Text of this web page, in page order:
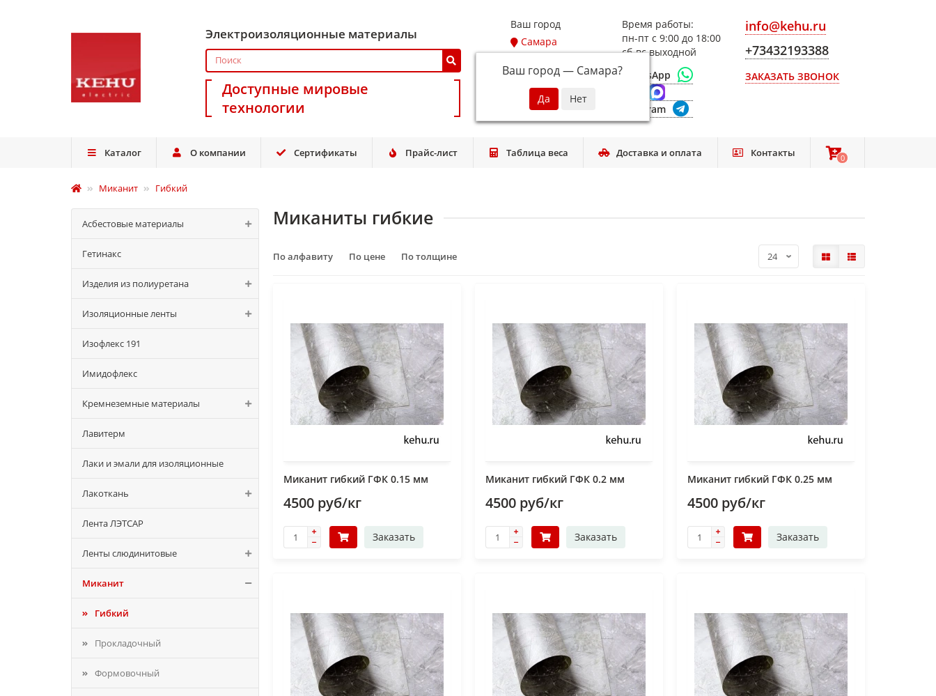
Электроизоляционные материалы
Доступные мировые
технологии
Ваш город
Самара
Ваш город — Самара?
Время работы:
пн-пт с 9:00 до 18:00
сб-вс выходной
WhatsApp
Telegram
info@kehu.ru
+73432193388
ЗАКАЗАТЬ ЗВОНОК
Каталог О компании Сертификаты Прайс-лист Таблица веса Доставка и оплата Контакты 0
0
Миканит Гибкий
Асбестовые материалы
Гетинакс
Изделия из полиуретана
Изоляционные ленты
Изофлекс 191
Имидофлекс
Кремнеземные материалы
Лавитерм
Лаки и эмали для изоляционные
Лакоткань
Лента ЛЭТСАР
Ленты слюдинитовые
Миканит
Гибкий
Прокладочный
Формовочный
Миканиты гибкие
По алфавиту По цене По толщине
Миканит гибкий ГФК 0.15 мм
4500 руб/кг
Заказать
Миканит гибкий ГФК 0.2 мм
4500 руб/кг
Заказать
Миканит гибкий ГФК 0.25 мм
4500 руб/кг
Заказать